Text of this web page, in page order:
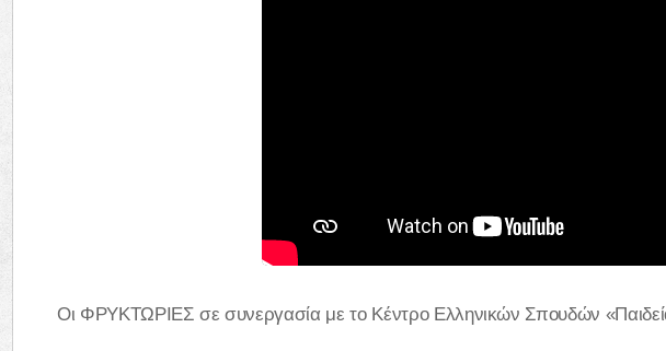
Οι ΦΡΥΚΤΩΡΙΕΣ σε συνεργασία με το Κέντρο Ελληνικών Σπουδών